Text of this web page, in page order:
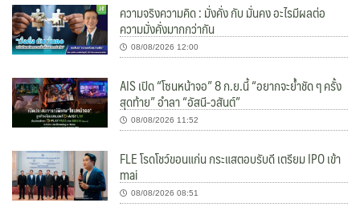
ความจริงความคิด : มั่งคั่ง กับ มั่นคง อะไรมีผลต่อ
ความมั่งคั่งมากกว่ากัน
08/08/2026 12:00
AIS เปิด “โซนหน้าจอ” 8 ก.ย.นี้ “อยากจะย้ำชัด ๆ ครั้ง
สุดท้าย” อำลา “อัสนี-วสันต์”
08/08/2026 11:52
FLE โรดโชว์ขอนแก่น กระแสตอบรับดี เตรียม IPO เข้า
mai
08/08/2026 08:51